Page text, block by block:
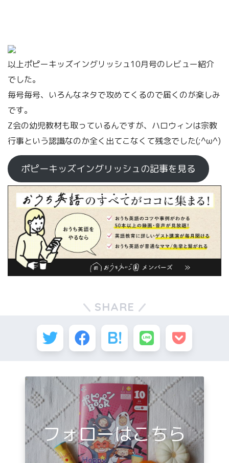
以上ポピーキッズイングリッシュ10月号のレビュー紹介
でした。
毎号毎号、いろんなネタで攻めてくるので届くのが楽しみ
です。
Z会の幼児教材も取っているんですが、ハロウィンは宗教
行事という認識なのか全く出てこなくて残念でした(;^ω^)
ポピーキッズイングリッシュの記事を見る
SHARE
フォローはこちら